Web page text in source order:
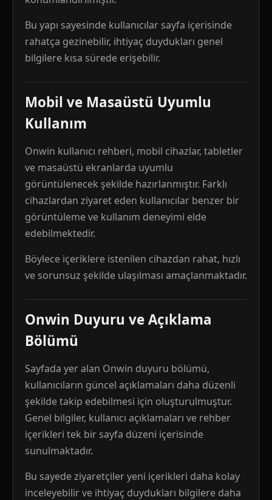
Bu yapı sayesinde kullanıcılar sayfa içerisinde
rahatça gezinebilir, ihtiyaç duydukları genel
bilgilere kısa sürede erişebilir.
Mobil ve Masaüstü Uyumlu
Kullanım
Onwin kullanıcı rehberi, mobil cihazlar, tabletler
ve masaüstü ekranlarda uyumlu
görüntülenecek şekilde hazırlanmıştır. Farklı
cihazlardan ziyaret eden kullanıcılar benzer bir
görüntüleme ve kullanım deneyimi elde
edebilmektedir.
Böylece içeriklere istenilen cihazdan rahat, hızlı
ve sorunsuz şekilde ulaşılması amaçlanmaktadır.
Onwin Duyuru ve Açıklama
Bölümü
Sayfada yer alan Onwin duyuru bölümü,
kullanıcıların güncel açıklamaları daha düzenli
şekilde takip edebilmesi için oluşturulmuştur.
Genel bilgiler, kullanıcı açıklamaları ve rehber
içerikleri tek bir sayfa düzeni içerisinde
sunulmaktadır.
Bu sayede ziyaretçiler yeni içerikleri daha kolay
inceleyebilir ve ihtiyaç duydukları bilgilere daha